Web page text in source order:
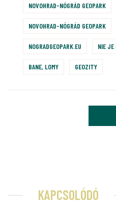
NOVOHRAD-NÓGRÁD GEOPARK
NOVOHRAD-NÓGRÁD GEOPARK
NOGRADGEOPARK.EU NIE JE
BANE, LOMY GEOZITY
KAPCSOLÓDÓ